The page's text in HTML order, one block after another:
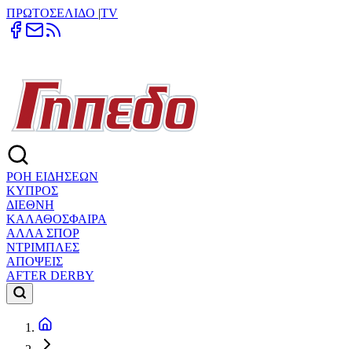
ΠΡΩΤΟΣΕΛΙΔΟ |TV
ΡΟΗ ΕΙΔΗΣΕΩΝ
ΚΥΠΡΟΣ
ΔΙΕΘΝΗ
ΚΑΛΑΘΟΣΦΑΙΡΑ
ΑΛΛΑ ΣΠΟΡ
ΝΤΡΙΜΠΛΕΣ
ΑΠΟΨΕΙΣ
AFTER DERBY